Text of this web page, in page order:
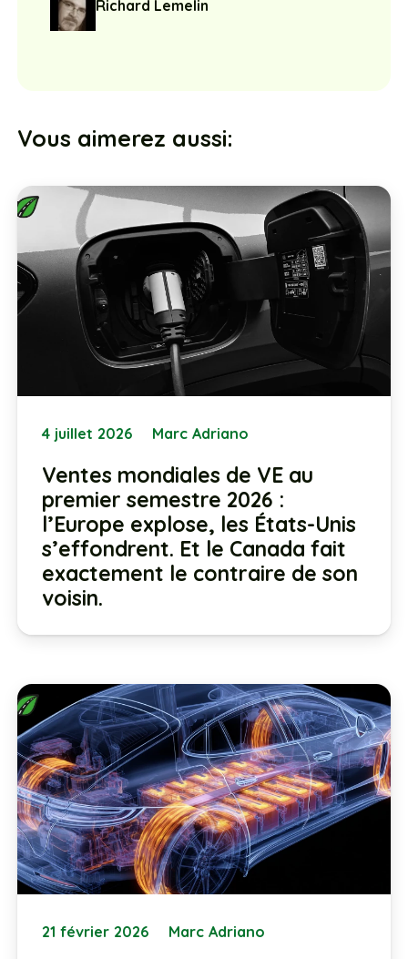
Richard Lemelin
Vous aimerez aussi:
4 juillet 2026 Marc Adriano
Ventes mondiales de VE au
premier semestre 2026 :
l’Europe explose, les États-Unis
s’effondrent. Et le Canada fait
exactement le contraire de son
voisin.
21 février 2026 Marc Adriano